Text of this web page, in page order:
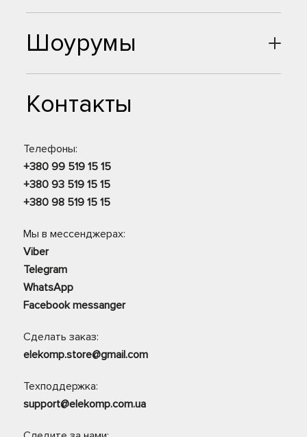
Шоурумы
Контакты
Телефоны:
+380 99 519 15 15
+380 93 519 15 15
+380 98 519 15 15
Мы в мессенджерах:
Viber
Telegram
WhatsApp
Facebook messanger
Сделать заказ:
elekomp.store@gmail.com
Техподдержка:
support@elekomp.com.ua